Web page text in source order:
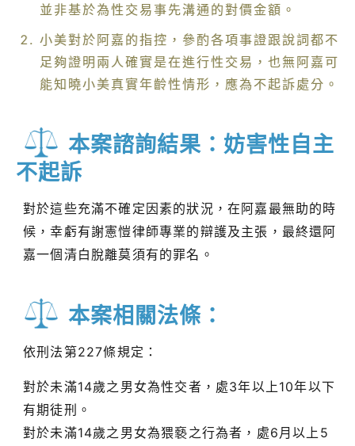
並非基於為性交易事先溝通的對價金額。
小美對於阿嘉的指控，參酌各項事證跟說詞都不
足夠證明兩人確實是在進行性交易，也無阿嘉可
能知曉小美真實年齡性情形，應為不起訴處分。
本案諮詢結果：妨害性自主
不起訴
對於這些充滿不確定因素的狀況，在阿嘉最無助的時
候，幸虧有謝憲愷律師專業的辯護及主張，最終還阿
嘉一個清白脫離莫須有的罪名。
本案相關法條：
依刑法第227條規定：
對於未滿14歲之男女為性交者，處3年以上10年以下
有期徒刑。
對於未滿14歲之男女為猥褻之行為者，處6月以上5